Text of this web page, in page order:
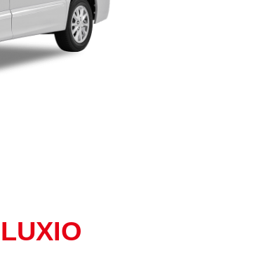
LUXIO